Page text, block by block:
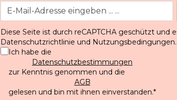
Diese Seite ist durch reCAPTCHA geschützt und
Datenschutzrichtlinie und Nutzungsbedingungen.
Ich habe die
Datenschutzbestimmungen
zur Kenntnis genommen und die
AGB
gelesen und bin mit ihnen einverstanden.*